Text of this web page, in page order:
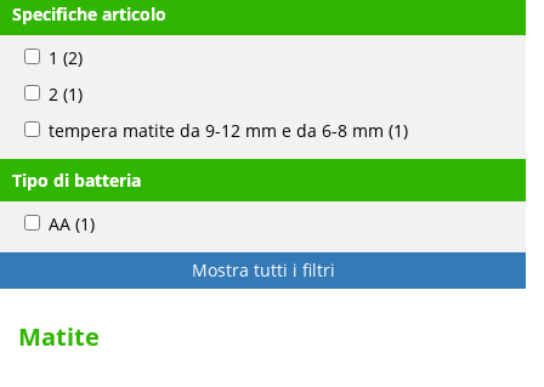
Specifiche articolo
1 (2)
2 (1)
tempera matite da 9-12 mm e da 6-8 mm (1)
Tipo di batteria
AA (1)
Mostra tutti i filtri
Matite